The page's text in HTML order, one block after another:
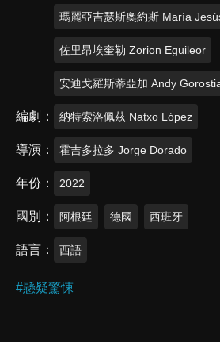
瑪麗亞吉瑟斯奧約斯 María
佐里昂埃奎勒 Zorion Eguileor
安迪戈羅斯蒂亞加 Andy
編劇 納特索洛佩茲 Natxo López
導演 霍吉多拉多 Jorge Dorado
年份 2022
國別 阿根廷 德國 西班牙
語言 西語
#懸疑驚悚